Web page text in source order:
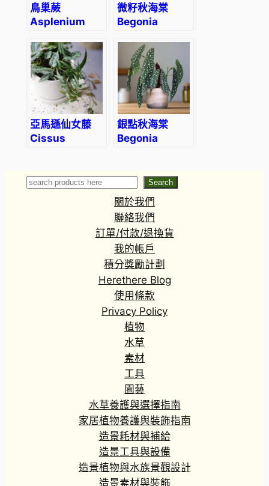
鳥巢蕨
Asplenium
Wave’
微籽秋海棠
Begonia
亞馬遜仙女藤
Cissus
銀點秋海棠
Begonia
variegata)
Search Search
關於我們
聯絡我們
訂單/付款/退換貨
我的帳戶
積分獎勵計劃
Herethere Blog
使用條款
Privacy Policy
植物
水草
素材
工具
園藝
水草養護與選擇指南
家居植物養護與裝飾指南
造景耗材與補給
造景工具與設備
造景植物與水族景觀設計
造景素材與裝飾